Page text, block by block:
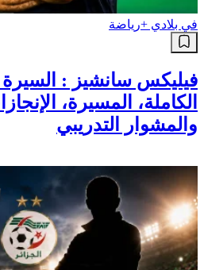
في بلادي +رياضة
فيليكس سانشيز : السيرة
الكاملة، المسيرة،
والمشوار التدريبي